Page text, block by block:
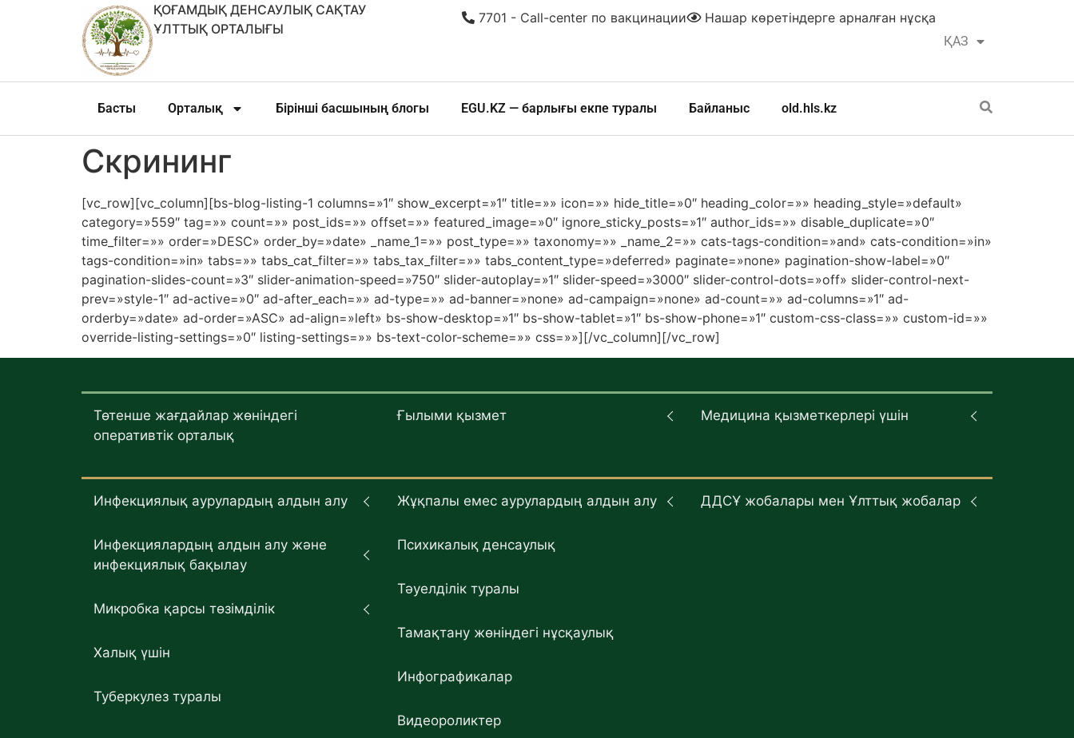
ҚОҒАМДЫҚ ДЕНСАУЛЫҚ САҚТАУ
ҰЛТТЫҚ ОРТАЛЫҒЫ
ҚАЗ
РУС
Нашар көретіндерге арналған нұсқа
7701 - Call-center по вакцинации
Басты Орталық Бірінші басшының блогы EGU.KZ — барлығы екпе туралы Байланыс old.hls.kz
Скрининг
[vc_row][vc_column][bs-blog-listing-1 columns=»1″ show_excerpt=»1″ title=»» icon=»» hide_title=»0″ heading_color=»» heading_style=»default»
category=»559″ tag=»» count=»» post_ids=»» offset=»» featured_image=»0″ ignore_sticky_posts=»1″ author_ids=»» disable_duplicate=»0″
time_filter=»» order=»DESC» order_by=»date» _name_1=»» post_type=»» taxonomy=»» _name_2=»» cats-tags-condition=»and» cats-condition=»in»
tags-condition=»in» tabs=»» tabs_cat_filter=»» tabs_tax_filter=»» tabs_content_type=»deferred» paginate=»none» pagination-show-label=»0″
pagination-slides-count=»3″ slider-animation-speed=»750″ slider-autoplay=»1″ slider-speed=»3000″ slider-control-dots=»off» slider-control-next-
prev=»style-1″ ad-active=»0″ ad-after_each=»» ad-type=»» ad-banner=»none» ad-campaign=»none» ad-count=»» ad-columns=»1″ ad-
orderby=»date» ad-order=»ASC» ad-align=»left» bs-show-desktop=»1″ bs-show-tablet=»1″ bs-show-phone=»1″ custom-css-class=»» custom-id=»»
override-listing-settings=»0″ listing-settings=»» bs-text-color-scheme=»» css=»»][/vc_column][/vc_row]
Төтенше жағдайлар жөніндегі
оперативтік орталық
Ғылыми қызмет Медицина қызметкерлері үшін
Инфекциялық аурулардың алдын алу
Инфекциялардың алдын алу және
инфекциялық бақылау
Микробка қарсы төзімділік
Халық үшін
Туберкулез туралы
Жұқпалы емес аурулардың алдын алу
Психикалық денсаулық
Тәуелділік туралы
Тамақтану жөніндегі нұсқаулық
Инфографикалар
Видеороликтер
ДДСҰ жобалары мен Ұлттық жобалар